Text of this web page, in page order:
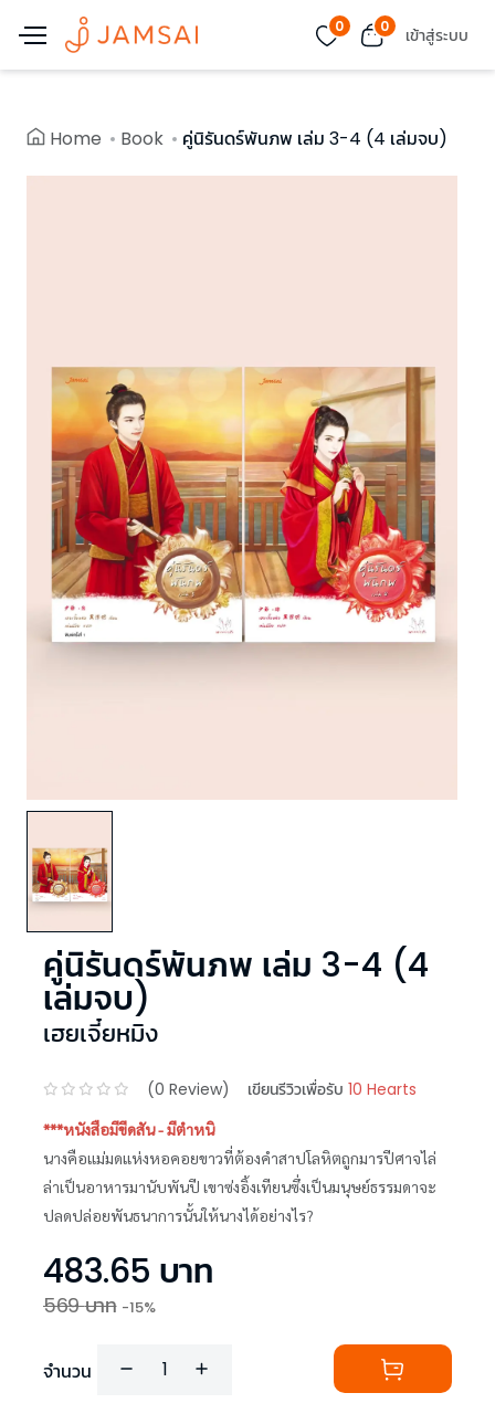
0 0 เข้าสู่ระบบ
Home Book คู่นิรันดร์พันภพ เล่ม 3-4 (4 เล่มจบ)
คู่นิรันดร์พันภพ เล่ม 3-4 (4
เล่มจบ)
เฮยเจี๋ยหมิง
(0 Review) เขียนรีวิวเพื่อรับ 10 Hearts
***หนังสือมีขีดสัน - มีตำหนิ
นางคือแม่มดแห่งหอคอยขาวที่ต้องคำสาปโลหิตถูกมารปีศาจไล่
ล่าเป็นอาหารมานับพันปี เขาซ่งอิ้งเทียนซึ่งเป็นมนุษย์ธรรมดาจะ
ปลดปล่อยพันธนาการนั้นให้นางได้อย่างไร?
483.65 บาท
569บาท -15%
จำนวน